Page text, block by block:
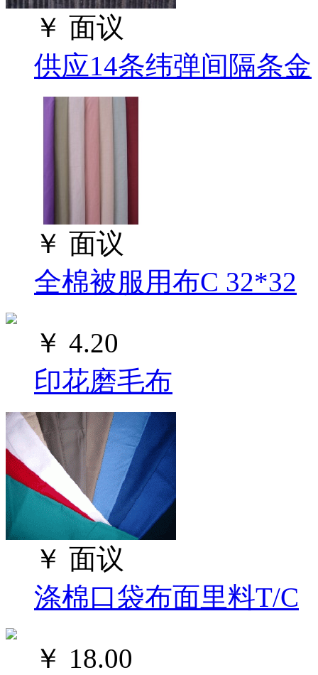
￥ 面议
供应14条纬弹间隔条金
￥ 面议
全棉被服用布C 32*32
￥ 4.20
印花磨毛布
￥ 面议
涤棉口袋布面里料T/C
￥ 18.00